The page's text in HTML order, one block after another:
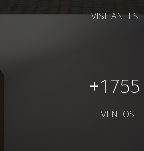
VISITANTES
+1755
EVENTOS